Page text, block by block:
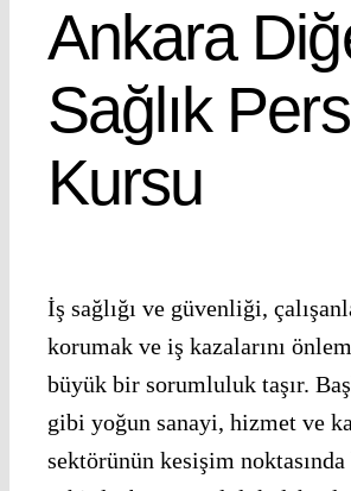
Ankara
Sağlık
Kursu
İş sağlığı ve güvenliği,
korumak ve iş kazalarını
büyük bir sorumluluk taşır.
gibi yoğun sanayi, hizmet ve
sektörünün kesişim